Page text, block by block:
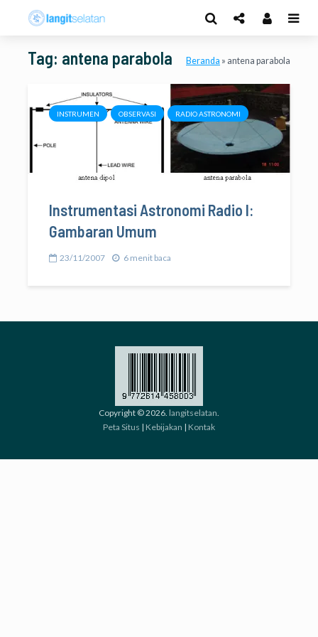
Tag: antena parabola Beranda » antena parabola
INSTRUMEN OBSERVASI RADIO ASTRONOMI
Instrumentasi Astronomi Radio I:
Gambaran Umum
23/11/2007 6 menit baca
Copyright © 2026. langitselatan.
Peta Situs | Kebijakan | Kontak